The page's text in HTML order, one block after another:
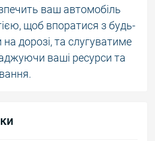
ваш автомобіль
щоб впоратися з будь-
дорозі, та слугуватиме
ваші ресурси та